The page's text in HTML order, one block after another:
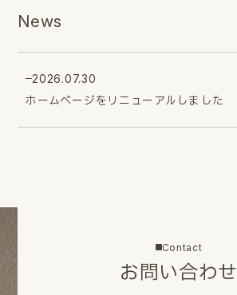
News
2026.07.30
ホームページをリニューアルしました
Contact
お問い合わせ